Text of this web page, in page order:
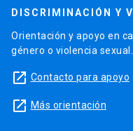
DISCRIMINACIÓN Y
Orientación y apoyo en
género o violencia sexual.
launch Contacto para apoyo
launch Más orientación